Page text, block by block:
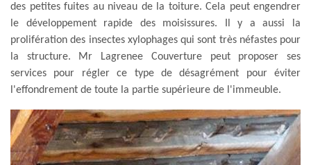
des petites fuites au niveau de la toiture. Cela peut engendrer
le développement rapide des moisissures. Il y a aussi la
prolifération des insectes xylophages qui sont très néfastes pour
la structure. Mr Lagrenee Couverture peut proposer ses
services pour régler ce type de désagrément pour éviter
l'effondrement de toute la partie supérieure de l'immeuble.